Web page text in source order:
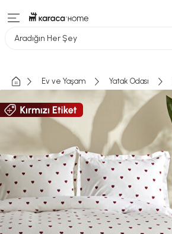
Aradığın Her Şey
Ev ve Yaşam Yatak Odası